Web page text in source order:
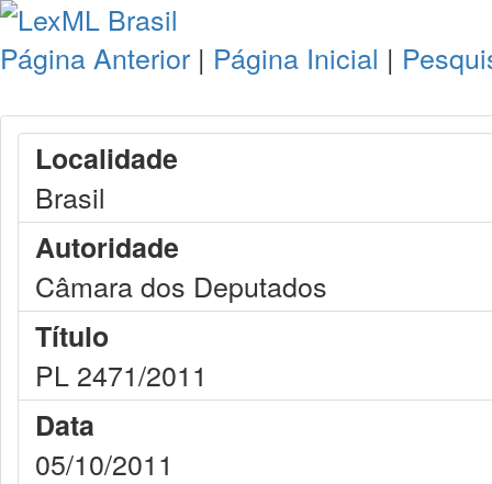
Página Anterior | Página Inicial |
Localidade
Brasil
Autoridade
Câmara dos Deputados
Título
PL 2471/2011
Data
05/10/2011